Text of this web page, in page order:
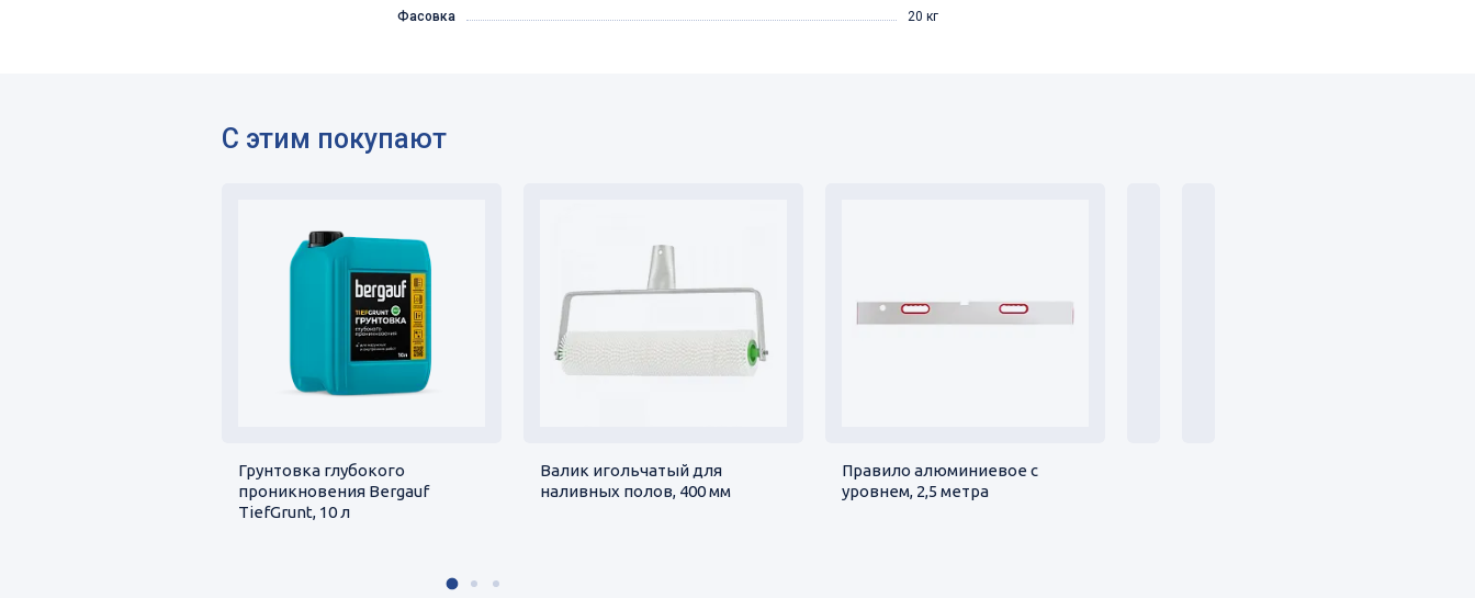
Фасовка 20 кг
С этим покупают
Грунтовка глубокого
проникновения Bergauf
TiefGrunt, 10 л
Валик игольчатый для
наливных полов, 400 мм
Правило алюминиевое с
уровнем, 2,5 метра